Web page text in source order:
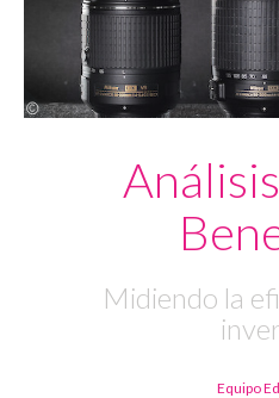
Midiendo la
Equipo